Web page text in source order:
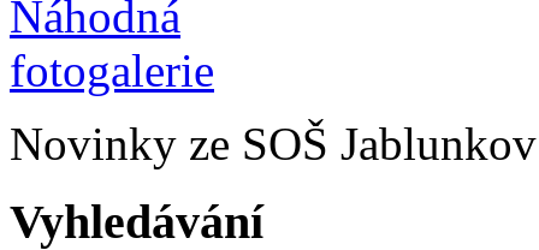
Novinky ze SOŠ
Vyhledávání